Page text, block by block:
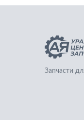
Запчасти